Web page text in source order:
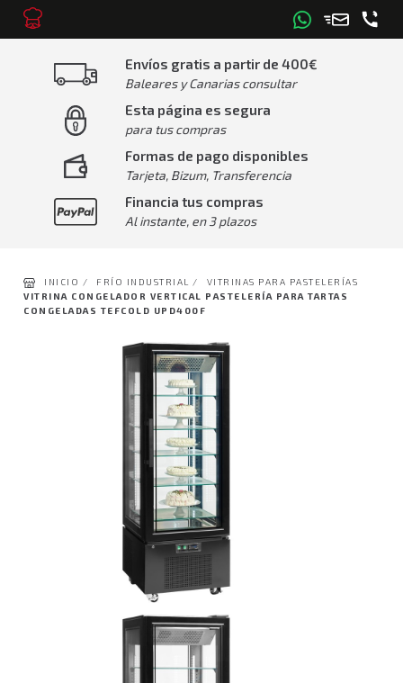
Envíos gratis a partir de 400€
Baleares y Canarias consultar
Esta página es segura
para tus compras
Formas de pago disponibles
Tarjeta, Bizum, Transferencia
Financia tus compras
Al instante, en 3 plazos
INICIO / FRÍO INDUSTRIAL /
VITRINAS PARA PASTELERÍAS
VITRINA CONGELADOR VERTICAL PASTELERÍA PARA TARTAS
CONGELADAS TEFCOLD UPD400F